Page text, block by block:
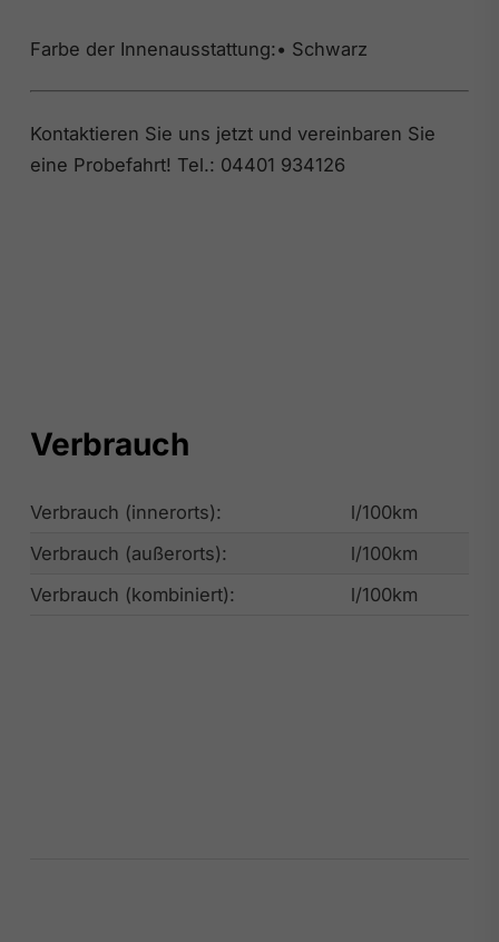
Farbe der Innenausstattung:• Schwarz
Kontaktieren Sie uns jetzt und vereinbaren Sie
eine Probefahrt! Tel.: 04401 934126
Verbrauch
Verbrauch (innerorts):
l/100km
Verbrauch (außerorts):
l/100km
Verbrauch (kombiniert):
l/100km